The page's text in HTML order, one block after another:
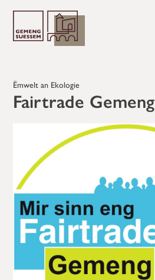
Ëmwelt an Ekologie
Fairtrade Gemeng